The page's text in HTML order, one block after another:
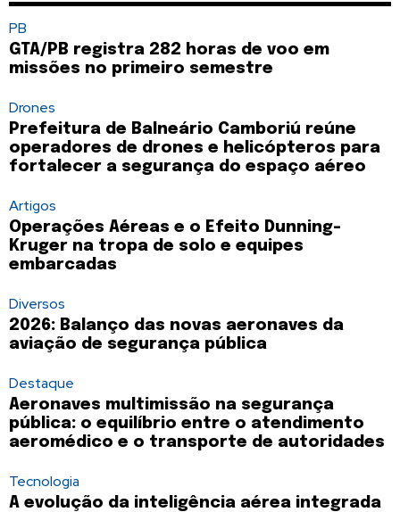
PB
GTA/PB registra 282 horas de voo em
missões no primeiro semestre
Drones
Prefeitura de Balneário Camboriú reúne
operadores de drones e helicópteros para
fortalecer a segurança do espaço aéreo
Artigos
Operações Aéreas e o Efeito Dunning-
Kruger na tropa de solo e equipes
embarcadas
Diversos
2026: Balanço das novas aeronaves da
aviação de segurança pública
Destaque
Aeronaves multimissão na segurança
pública: o equilíbrio entre o atendimento
aeromédico e o transporte de autoridades
Tecnologia
A evolução da inteligência aérea integrada